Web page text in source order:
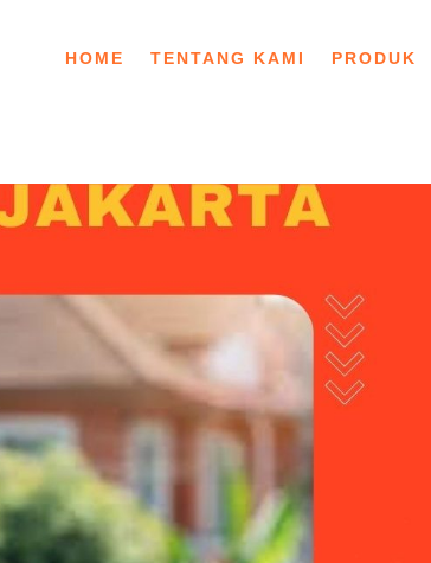
HOME TENTANG KAMI PRODUK